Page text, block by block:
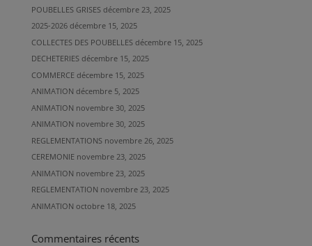
POUBELLES GRISES décembre 23, 2025
2025-2026 décembre 15, 2025
COLLECTES DES POUBELLES décembre 15, 2025
DECHETERIES décembre 15, 2025
COMMERCE décembre 15, 2025
ANIMATION décembre 5, 2025
ANIMATION novembre 30, 2025
ANIMATION novembre 30, 2025
REGLEMENTATIONS novembre 26, 2025
CEREMONIE novembre 23, 2025
ANIMATION novembre 23, 2025
REGLEMENTATION novembre 23, 2025
ANIMATION octobre 18, 2025
Commentaires récents